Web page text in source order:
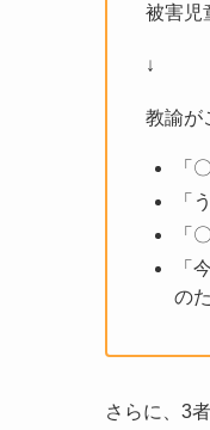
被害児
↓
教諭が
「
「
「
「
の
さらに、3